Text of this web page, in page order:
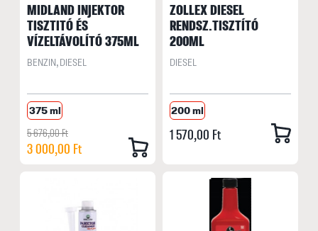
MIDLAND INJEKTOR
TISZTITÓ ÉS
VÍZELTÁVOLÍTÓ 375ML
BENZIN, DIESEL
375 ml
5 676,00 Ft
3 000,00 Ft
ZOLLEX DIESEL
RENDSZ.TISZTÍTÓ
200ML
DIESEL
200 ml
1 570,00 Ft